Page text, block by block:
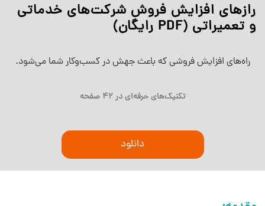
رازهای افزایش فروش شرکت‌های خدماتی
و تعمیراتی (PDF رایگان)
راه‌های افزایش فروشی که باعث جهش در کسب‌وکار شما می‌شود.
تکنیک‌های حرفه‌ای در 42 صفحه
دانلود